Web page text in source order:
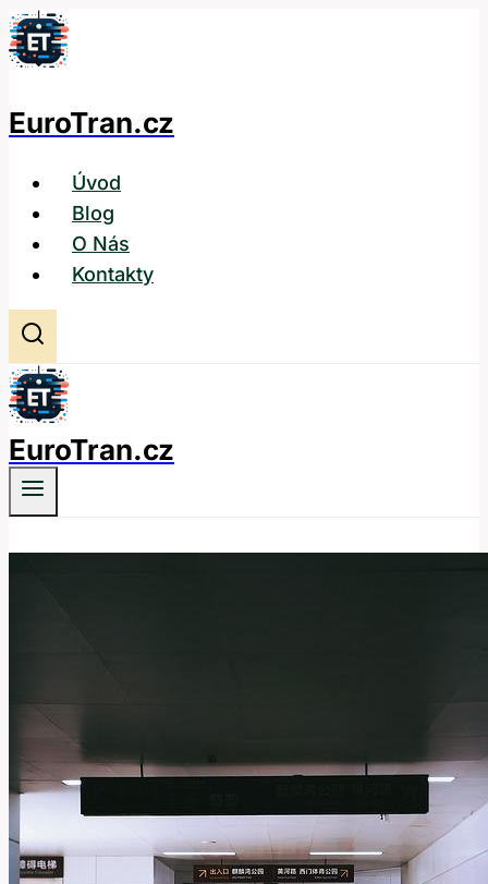
Přeskočit
na
EuroTran.cz
Úvod
Blog
O Nás
Kontakty
EuroTran.cz